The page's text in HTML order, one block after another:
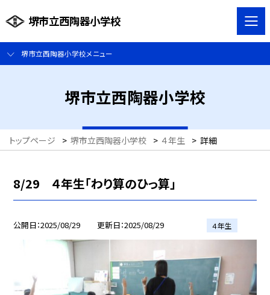
堺市立西陶器小学校
堺市立西陶器小学校メニュー
堺市立西陶器小学校
トップページ > 堺市立西陶器小学校 > ４年生 > 詳細
8/29 ４年生「わり算のひっ算」
公開日 2025/08/29 更新日 2025/08/29 ４年生